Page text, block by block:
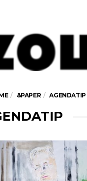
&PAPER AGENDATIP